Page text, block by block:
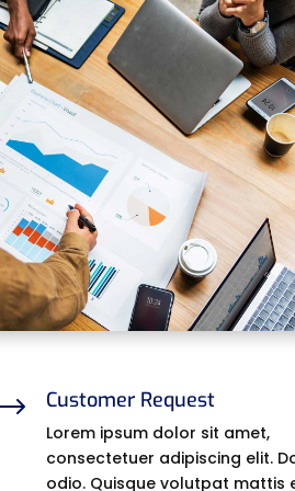
$ Customer Request
Lorem ipsum dolor sit amet,
consectetuer adipiscing elit.
odio. Quisque volutpat mattis